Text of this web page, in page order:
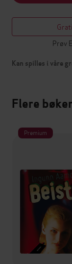
Prøv
Kan spilles i våre
Flere
Premium